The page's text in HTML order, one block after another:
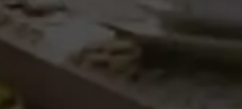
¿Se renueva automáticamente?